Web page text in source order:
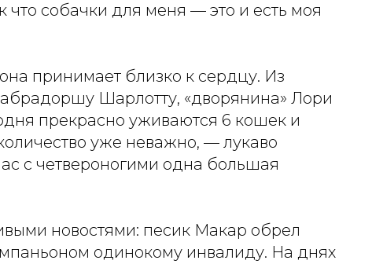
что собачки для меня — это и есть моя
принимает близко к сердцу. Из
Шарлотту, «дворянина» Лори
прекрасно уживаются 6 кошек и
уже неважно, — лукаво
с четвероногими одна большая
новостями: песик Макар обрел
одинокому инвалиду. На днях